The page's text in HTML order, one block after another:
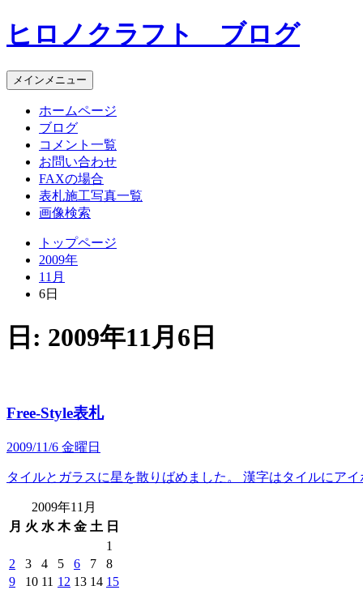
コ
ン
ン
ツ
ヒロノクラフト ブログ
メインメニュー
ホームページ
ブログ
コメント一覧
お問い合わせ
FAXの場合
表札施工写真一覧
画像検索
トップページ
2009年
11月
6日
日: 2009年11月6日
Free-Style表札
2009/11/6 金曜日
タイルとガラスに星を散りばめました。 漢字はタイルにア
2009年11月
月 火 水 木 金 土 日
1
2
3 4 5 6 7
8
9
10 11 12 13 14 15